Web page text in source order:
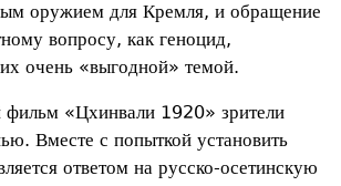
оружием для Кремля, и обращение
вопросу, как геноцид,
очень «выгодной» темой.
фильм «Цхинвали 1920» зрители
Вместе с попыткой установить
ответом на русско-осетинскую